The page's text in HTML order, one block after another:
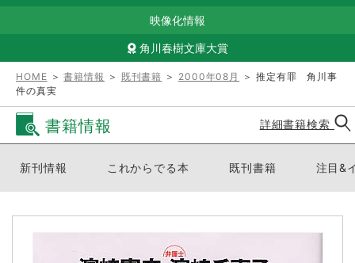
映像化情報
角川春樹文庫大賞
HOME ＞書籍情報 ＞ 既刊書籍 ＞ 2000年08月
＞ 推定有罪 角川事
件の真実
書籍情報 詳細書籍検索
新刊情報 これからでる本 既刊書籍 注目&